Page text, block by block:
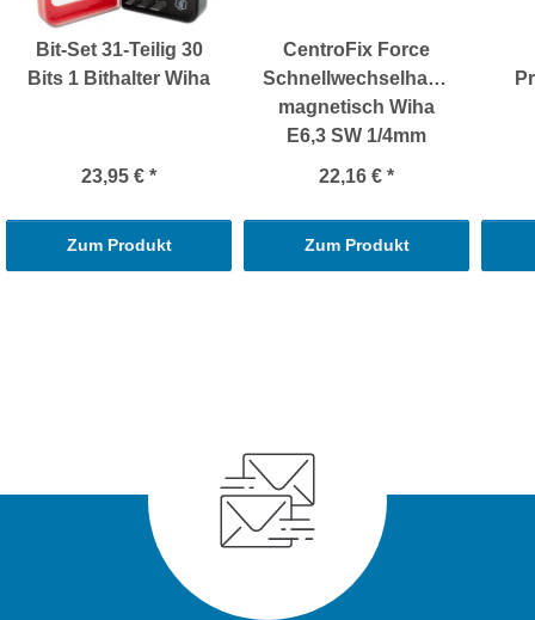
Bit-Set 31-Teilig 30
Bits 1 Bithalter Wiha
23,95 € *
Zum Produkt
CentroFix Force
Schnellwechselhalter
magnetisch Wiha
E6,3 SW 1/4mm
22,16 € *
Zum Produkt